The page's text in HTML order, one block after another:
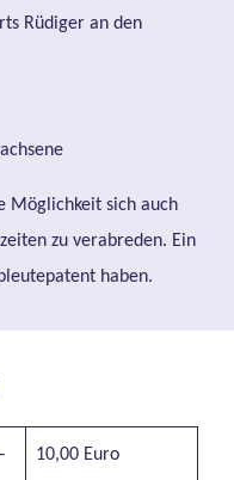
Rüdiger an den
Möglichkeit sich auch
zu verabreden. Ein
haben.
10,00 Euro